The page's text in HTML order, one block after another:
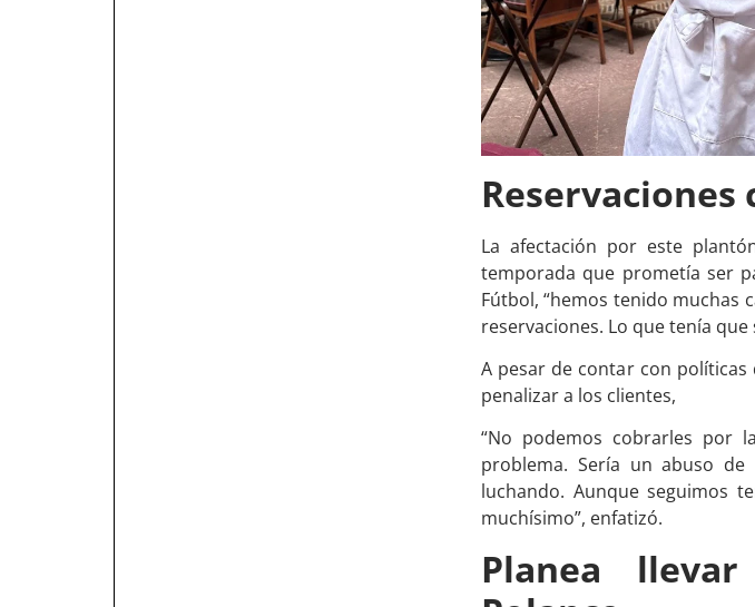
Reservaciones
La afectación por este
temporada que prometía ser
Fútbol, “hemos tenido muchas
reservaciones. Lo que tenía
A pesar de contar con
penalizar a los clientes,
“No podemos cobrarles por
problema. Sería un abuso
luchando. Aunque seguimos
muchísimo”, enfatizó.
Planea